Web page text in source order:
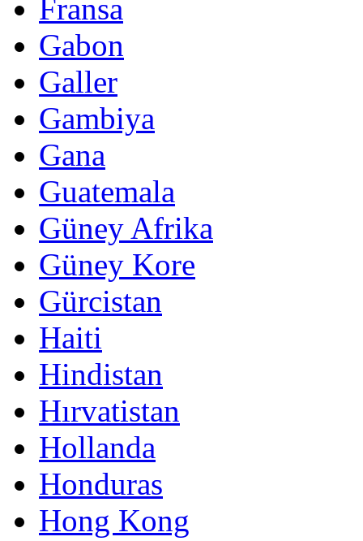
Fransa
Gabon
Galler
Gambiya
Gana
Guatemala
Güney Afrika
Güney Kore
Gürcistan
Haiti
Hindistan
Hırvatistan
Hollanda
Honduras
Hong Kong